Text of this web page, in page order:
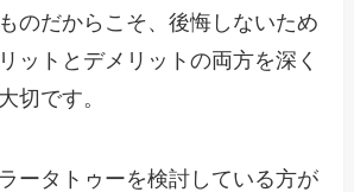
のだからこそ、後悔しないため
ットとデメリットの両方を深く
切です。
ータトゥーを検討している方が